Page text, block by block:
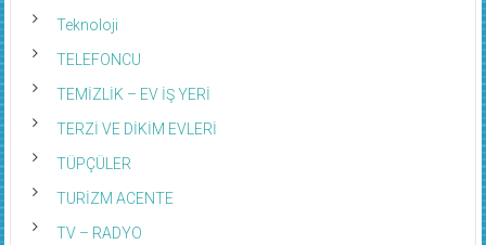
Teknoloji
TELEFONCU
TEMİZLİK – EV İŞ YERİ
TERZİ VE DİKİM EVLERİ
TÜPÇÜLER
TURİZM ACENTE
TV – RADYO